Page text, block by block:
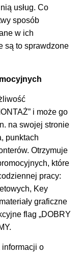
usług. Co
sposób
w ich
są to sprawdzone
i może go
na swojej stronie
punktach
Otrzymuje
które
pracy:
Key
graficzne
flag „DOBRY
o